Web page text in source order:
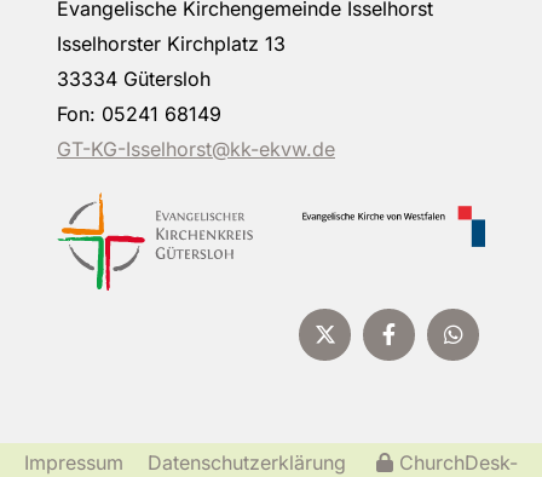
Evangelische Kirchengemeinde Isselhorst
Isselhorster Kirchplatz 13
33334 Gütersloh
Fon: 05241 68149
GT-KG-Isselhorst@kk-ekvw.de
Impressum Datenschutzerklärung ChurchDesk-